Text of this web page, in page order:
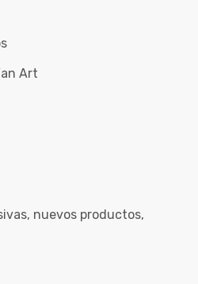
Art
nuevos productos,